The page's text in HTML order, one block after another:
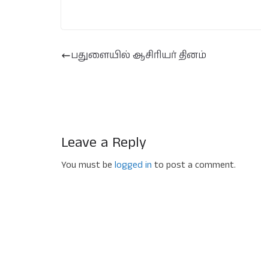
பதுளையில் ஆசிரியர் தினம்
Leave a Reply
You must be logged in to post a comment.